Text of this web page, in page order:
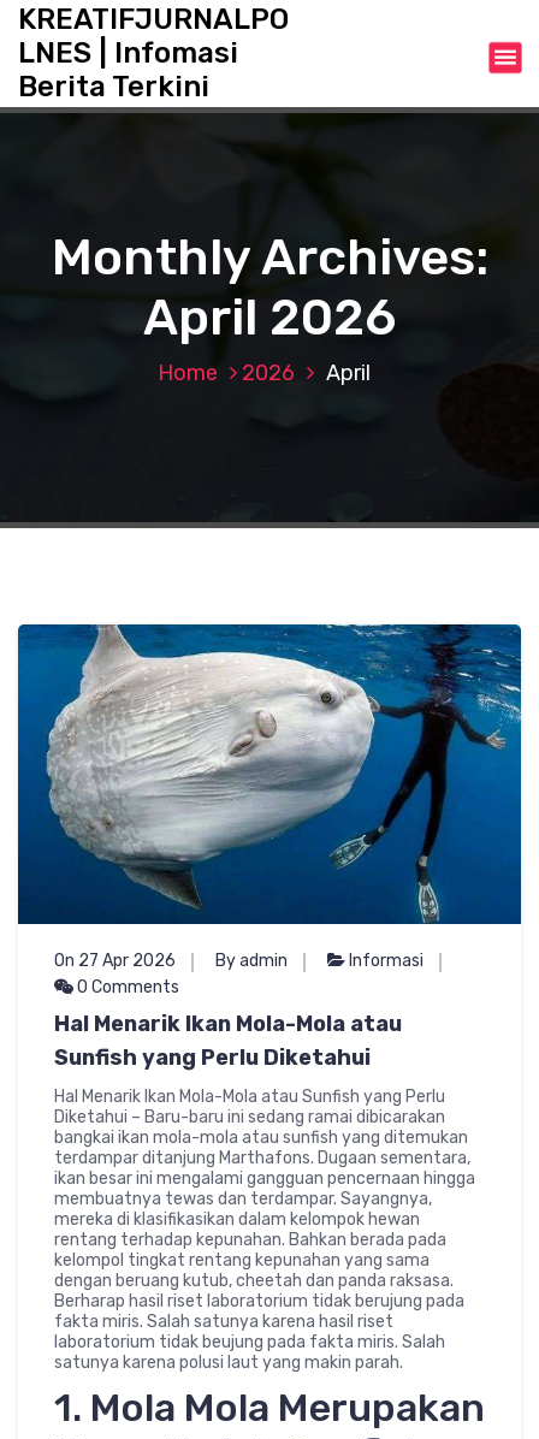
t
KREATIFJURNALPO
LNES | Infomasi
Berita Terkini
Monthly Archives:
April 2026
Home 2026 April
On 27 Apr 2026 By admin
Informasi
0 Comments
Hal Menarik Ikan Mola-Mola atau
Sunfish yang Perlu Diketahui
Hal Menarik Ikan Mola-Mola atau Sunfish yang Perlu
Diketahui – Baru-baru ini sedang ramai dibicarakan
bangkai ikan mola-mola atau sunfish yang ditemukan
terdampar ditanjung Marthafons. Dugaan sementara,
ikan besar ini mengalami gangguan pencernaan hingga
membuatnya tewas dan terdampar. Sayangnya,
mereka di klasifikasikan dalam kelompok hewan
rentang terhadap kepunahan. Bahkan berada pada
kelompol tingkat rentang kepunahan yang sama
dengan beruang kutub, cheetah dan panda raksasa.
Berharap hasil riset laboratorium tidak berujung pada
fakta miris. Salah satunya karena hasil riset
laboratorium tidak beujung pada fakta miris. Salah
satunya karena polusi laut yang makin parah.
1. Mola Mola Merupakan